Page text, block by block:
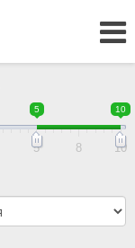
5 10
5 8 10